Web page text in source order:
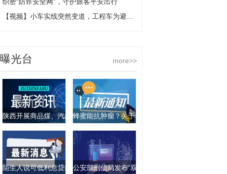
more>>
曝光台
陕西开展商品煤、汽柴油产品抽查行动 9批次产品不合格
蜂蜜能抗肿瘤？关于食物饮料的谣言你要知道这几
陌生人说可低利息贷款？西安一女子被骗走4万元
公安部刑侦局发布“双11”防诈骗指南：这些骗局要